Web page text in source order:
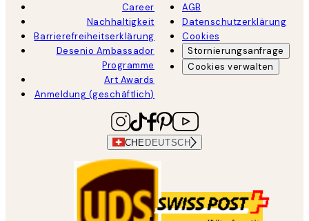
Career
Nachhaltigkeit
Barrierefreiheitserklärung
Desenio Ambassador
Programme
Art Awards
Anmeldung (geschäftlich)
AGB
Datenschutzerklärung
Cookies
Stornierungsanfrage
Cookies verwalten
CHE DEUTSCH